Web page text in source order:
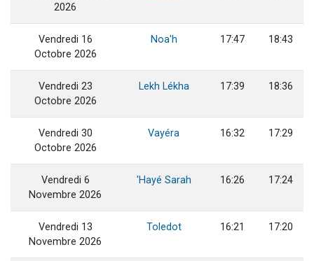
2026
Vendredi 16
Octobre 2026
Noa'h 17:47 18:43
Vendredi 23
Octobre 2026
Lekh Lékha 17:39 18:36
Vendredi 30
Octobre 2026
Vayéra 16:32 17:29
Vendredi 6
Novembre 2026
'Hayé Sarah 16:26 17:24
Vendredi 13
Novembre 2026
Toledot 16:21 17:20